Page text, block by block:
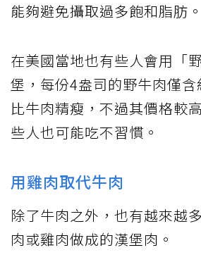
能夠避免攝取過多飽和脂肪。
在美國當地也有些人會用「
堡，每份4盎司的野牛肉僅
比牛肉精瘦，不過其價格較
些人也可能吃不習慣。
用雞肉取代牛肉
除了牛肉之外，也有越來越
肉或雞肉做成的漢堡肉。